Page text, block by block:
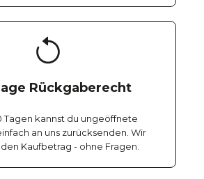
Rückgaberecht
Tagen kannst du ungeöffnete
an uns zurücksenden. Wir
Kaufbetrag - ohne Fragen.